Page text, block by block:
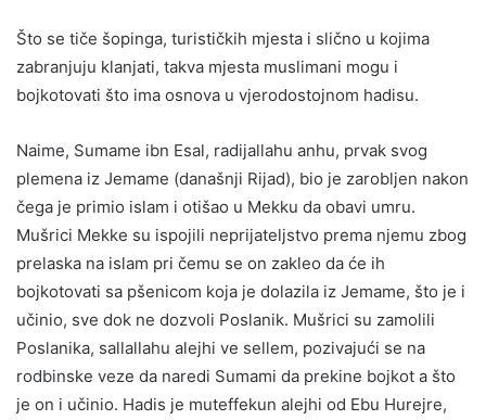
Što se tiče šopinga, turističkih mjesta i slično u kojima
zabranjuju klanjati, takva mjesta muslimani mogu i
bojkotovati što ima osnova u vjerodostojnom hadisu.
Naime, Sumame ibn Esal, radijallahu anhu, prvak svog
plemena iz Jemame (današnji Rijad), bio je zarobljen nakon
čega je primio islam i otišao u Mekku da obavi umru.
Mušrici Mekke su ispojili neprijateljstvo prema njemu zbog
prelaska na islam pri čemu se on zakleo da će ih
bojkotovati sa pšenicom koja je dolazila iz Jemame, što je i
učinio, sve dok ne dozvoli Poslanik. Mušrici su zamolili
Poslanika, sallallahu alejhi ve sellem, pozivajući se na
rodbinske veze da naredi Sumami da prekine bojkot a što
je on i učinio. Hadis je muteffekun alejhi od Ebu Hurejre,